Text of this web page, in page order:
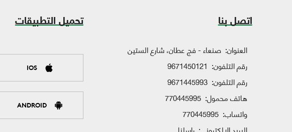
اتصل بنا
العنوان: صنعاء - فج عطان، شارع الستين
رقم التلفون: 9671450121
رقم التلفون: 9671445993
هاتف محمول: 770445995
واتساب: 770445995
تحميل التطبيقات
IOS
ANDROID